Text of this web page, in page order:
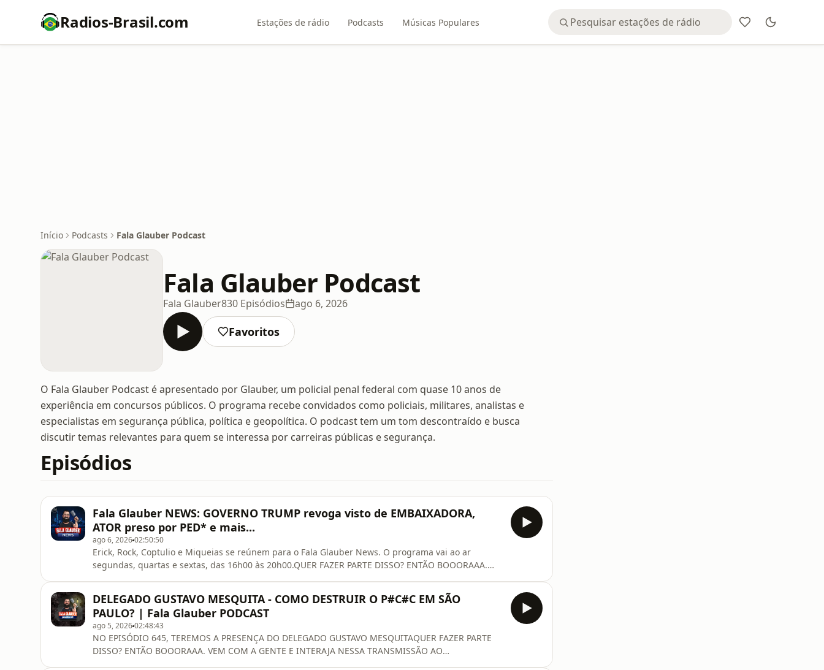
Radios-Brasil.com Estações de rádio Podcasts Músicas Populares
Início Podcasts Fala Glauber Podcast
Fala Glauber Podcast
Fala Glauber830 Episódios ago 6, 2026
Favoritos
O Fala Glauber Podcast é apresentado por Glauber, um policial penal federal com quase 10 anos de
experiência em concursos públicos. O programa recebe convidados como policiais, militares, analistas e
especialistas em segurança pública, política e geopolítica. O podcast tem um tom descontraído e busca
discutir temas relevantes para quem se interessa por carreiras públicas e segurança.
Episódios
Fala Glauber NEWS: GOVERNO TRUMP revoga visto de EMBAIXADORA,
ATOR preso por PED* e mais...
ago 6, 202602:50:50
Erick, Rock, Coptulio e Miqueias se reúnem para o Fala Glauber News. O programa vai ao ar
segundas, quartas e sextas, das 16h00 às 20h00.QUER FAZER PARTE DISSO? ENTÃO BOOORAAA.
NOSSO NOVO CANAL: @falaglaubernews CONHEÇA MAIS DOS NOSSOS PATROCINADORES: 🥇
ENCONTRE O CONCURSO MAIS PRÓXIMO DE VOCÊ COM O ESTRATÉGIA CON
DELEGADO GUSTAVO MESQUITA - COMO DESTRUIR O P#C#C EM SÃO
PAULO? | Fala Glauber PODCAST
ago 5, 202602:48:43
NO EPISÓDIO 645, TEREMOS A PRESENÇA DO DELEGADO GUSTAVO MESQUITAQUER FAZER PARTE
DISSO? ENTÃO BOOORAAA. VEM COM A GENTE E INTERAJA NESSA TRANSMISSÃO AO